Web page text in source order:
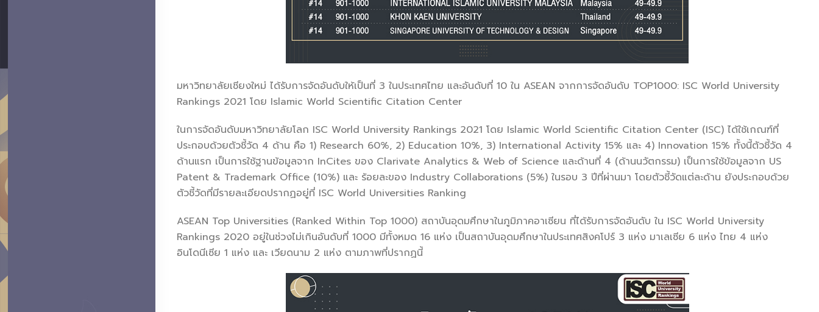
มหาวิทยาลัยเชียงใหม่ ได้รับการจัดอันดับให้เป็นที่ 3 ในประเทศไทย และอันดับที่ 10 ใน ASEAN จากการจัดอันดับ TOP1000: ISC World University
Rankings 2021 โดย Islamic World Scientific Citation Center
ในการจัดอันดับมหาวิทยาลัยโลก ISC World University Rankings 2021 โดย Islamic World Scientific Citation Center (ISC) ได้ใช้เกณฑ์ที่
ประกอบด้วยตัวชี้วัด 4 ด้าน คือ 1) Research 60%, 2) Education 10%, 3) International Activity 15% และ 4) Innovation 15% ทั้งนี้ตัวชี้วัด 4
ด้านแรก เป็นการใช้ฐานข้อมูลจาก InCites ของ Clarivate Analytics & Web of Science และด้านที่ 4 (ด้านนวัตกรรม) เป็นการใช้ข้อมูลจาก US
Patent & Trademark Office (10%) และ ร้อยละของ Industry Collaborations (5%) ในรอบ 3 ปีที่ผ่านมา โดยตัวชี้วัดแต่ละด้าน ยังประกอบด้วย
ตัวชี้วัดที่มีรายละเอียดปรากฏอยู่ที่ ISC World Universities Ranking
ASEAN Top Universities (Ranked Within Top 1000) สถาบันอุดมศึกษาในภูมิภาคอาเซียน ที่ได้รับการจัดอันดับ ใน ISC World University
Rankings 2020 อยู่ในช่วงไม่เกินอันดับที่ 1000 มีทั้งหมด 16 แห่ง เป็นสถาบันอุดมศึกษาในประเทศสิงคโปร์ 3 แห่ง มาเลเซีย 6 แห่ง ไทย 4 แห่ง
อินโดนีเซีย 1 แห่ง และ เวียดนาม 2 แห่ง ตามภาพที่ปรากฏนี้